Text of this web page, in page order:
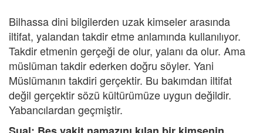
Bilhassa dini bilgilerden uzak kimseler arasında
iltifat, yalandan takdir etme anlamında kullanılıyor.
Takdir etmenin gerçeği de olur, yalanı da olur. Ama
müslüman takdir ederken doğru söyler. Yani
Müslümanın takdiri gerçektir. Bu bakımdan iltifat
değil gerçektir sözü kültürümüze uygun değildir.
Yabancılardan geçmiştir.